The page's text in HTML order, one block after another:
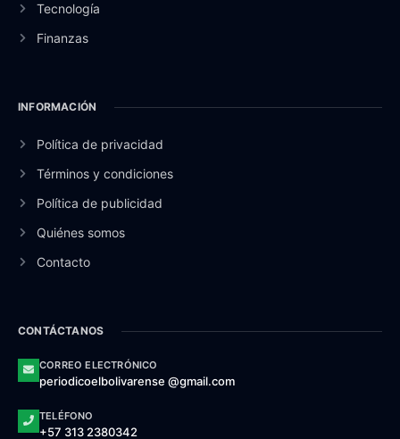
Tecnología
Finanzas
INFORMACIÓN
Política de privacidad
Términos y condiciones
Política de publicidad
Quiénes somos
Contacto
CONTÁCTANOS
CORREO ELECTRÓNICO
periodicoelbolivarense @gmail.com
TELÉFONO
+57 313 2380342